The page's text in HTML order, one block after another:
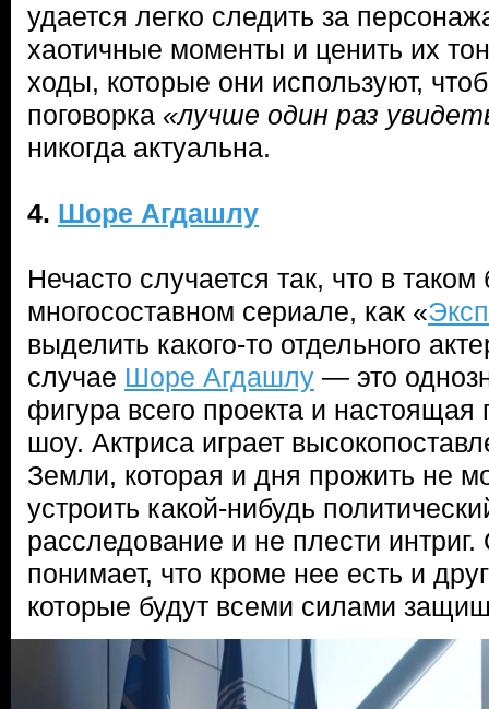
удается легко следить за
хаотичные моменты и ценить их
ходы, которые они используют,
поговорка «лучше один раз
никогда актуальна.
4. Шоре Агдашлу
Нечасто случается так, что в
многосоставном сериале, как «
выделить какого-то отдельного
случае Шоре Агдашлу — это
фигура всего проекта и настоящая
шоу. Актриса играет
Земли, которая и дня прожить не
устроить какой-нибудь
расследование и не плести
понимает, что кроме нее есть и
которые будут всеми силами